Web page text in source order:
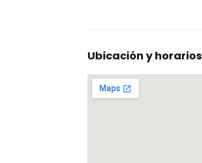
Ubicación y horarios